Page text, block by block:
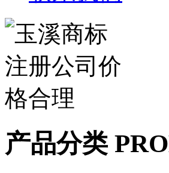
产品分类